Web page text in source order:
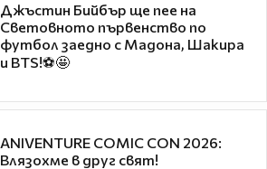
Джъстин Бийбър ще пее на
Световното първенство по
футбол заедно с Мадона, Шакира
и BTS!⚽🤩
ANIVENTURE COMIC CON 2026:
Влязохме в друг свят!